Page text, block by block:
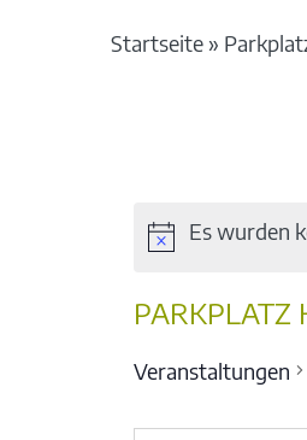
Startseite»
Es wurden
PARKPLATZ
Veranstaltungen